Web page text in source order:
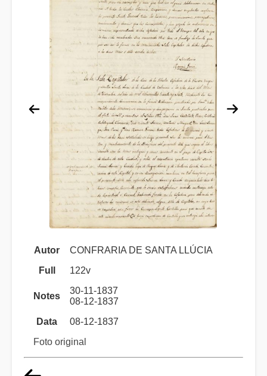
Autor
CONFRARIA DE SANTA LLÚCIA
Full
122v
Notes
30-11-1837
08-12-1837
Data
08-12-1837
Foto original